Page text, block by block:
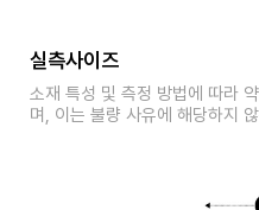
실측사이즈
소재 특성 및 측정 방법에 따라
며, 이는 불량 사유에 해당하지